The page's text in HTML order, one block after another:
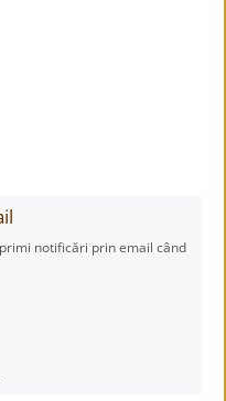
notificări prin email când